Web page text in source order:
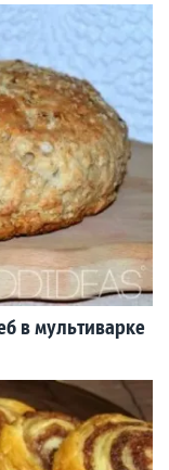
в мультиварке